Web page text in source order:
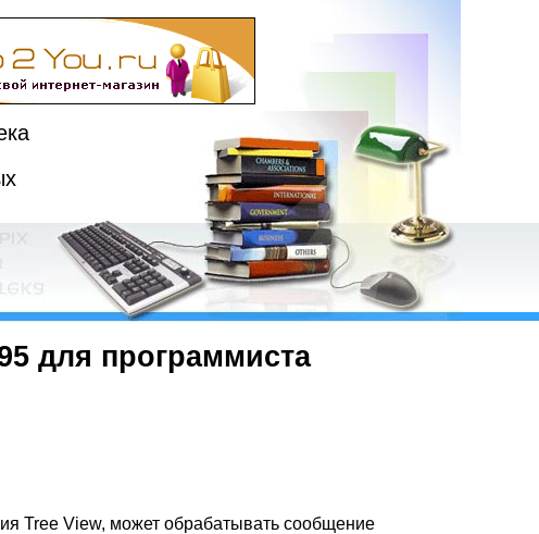
для программиста
Tree View, может обрабатывать сообщение